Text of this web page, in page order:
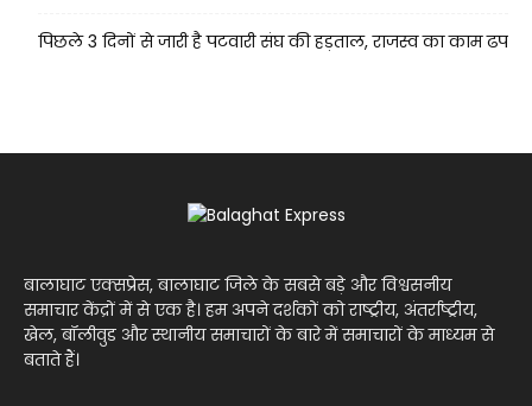
पिछले 3 दिनों से जारी है पटवारी संघ की हड़ताल, राजस्व का काम ढप
बालाघाट एक्सप्रेस, बालाघाट जिले के सबसे बड़े और विश्वसनीय
समाचार केंद्रों में से एक है। हम अपने दर्शकों को राष्ट्रीय, अंतर्राष्ट्रीय,
खेल, बॉलीवुड और स्थानीय समाचारों के बारे में समाचारों के माध्यम से
बताते हैं।